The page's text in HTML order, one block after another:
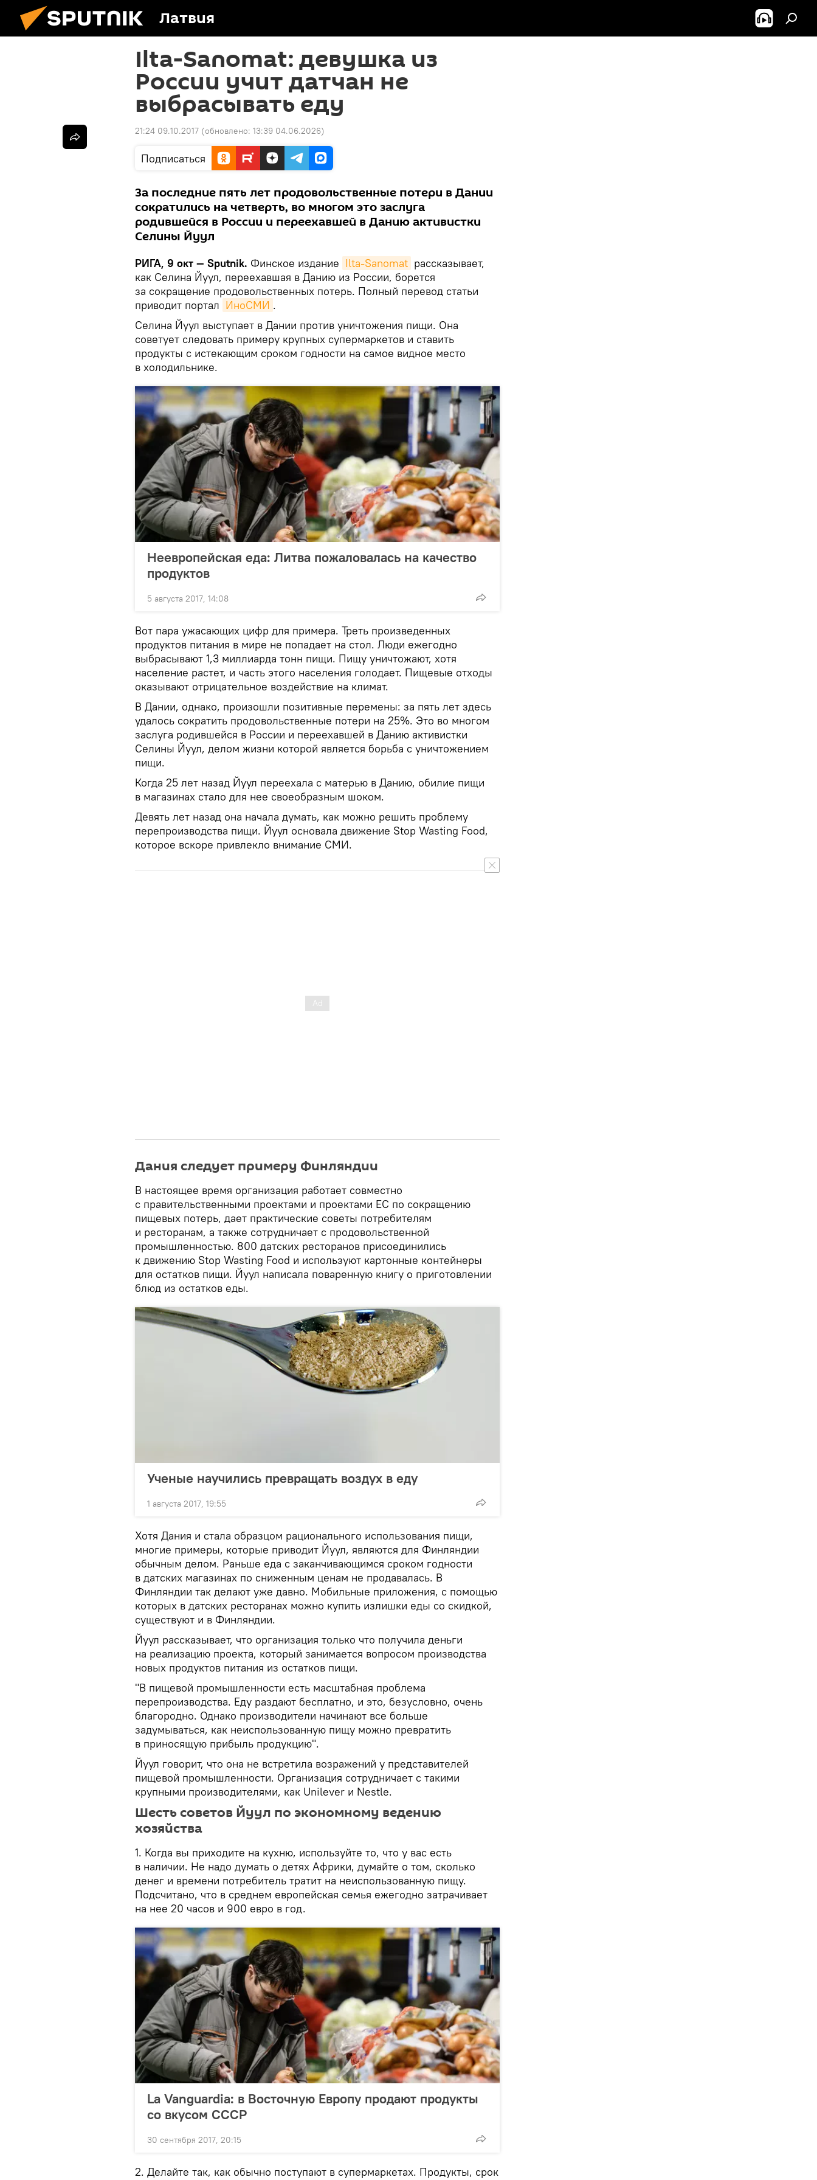
Латвия
Ilta-Sanomat: девушка из
России учит датчан не
выбрасывать еду
21:24 09.10.2017 (обновлено: 13:39 04.06.2026)
Подписаться
За последние пять лет продовольственные потери в Дании
сократились на четверть, во многом это заслуга
родившейся в России и переехавшей в Данию активистки
Селины Йуул
РИГА, 9 окт — Sputnik. Финское издание Ilta-Sanomat рассказывает,
как Селина Йуул, переехавшая в Данию из России, борется
за сокращение продовольственных потерь. Полный перевод статьи
приводит портал ИноСМИ .
Селина Йуул выступает в Дании против уничтожения пищи. Она
советует следовать примеру крупных супермаркетов и ставить
продукты с истекающим сроком годности на самое видное место
в холодильнике.
Неевропейская еда: Литва пожаловалась на качество
продуктов
5 августа 2017, 14:08
Вот пара ужасающих цифр для примера. Треть произведенных
продуктов питания в мире не попадает на стол. Люди ежегодно
выбрасывают 1,3 миллиарда тонн пищи. Пищу уничтожают, хотя
население растет, и часть этого населения голодает. Пищевые отходы
оказывают отрицательное воздействие на климат.
В Дании, однако, произошли позитивные перемены: за пять лет здесь
удалось сократить продовольственные потери на 25%. Это во многом
заслуга родившейся в России и переехавшей в Данию активистки
Селины Йуул, делом жизни которой является борьба с уничтожением
пищи.
Когда 25 лет назад Йуул переехала с матерью в Данию, обилие пищи
в магазинах стало для нее своеобразным шоком.
Девять лет назад она начала думать, как можно решить проблему
перепроизводства пищи. Йуул основала движение Stop Wasting Food,
которое вскоре привлекло внимание СМИ.
Дания следует примеру Финляндии
В настоящее время организация работает совместно
с правительственными проектами и проектами ЕС по сокращению
пищевых потерь, дает практические советы потребителям
и ресторанам, а также сотрудничает с продовольственной
промышленностью. 800 датских ресторанов присоединились
к движению Stop Wasting Food и используют картонные контейнеры
для остатков пищи. Йуул написала поваренную книгу о приготовлении
блюд из остатков еды.
Ученые научились превращать воздух в еду
1 августа 2017, 19:55
Хотя Дания и стала образцом рационального использования пищи,
многие примеры, которые приводит Йуул, являются для Финляндии
обычным делом. Раньше еда с заканчивающимся сроком годности
в датских магазинах по сниженным ценам не продавалась. В
Финляндии так делают уже давно. Мобильные приложения, с помощью
которых в датских ресторанах можно купить излишки еды со скидкой,
существуют и в Финляндии.
Йуул рассказывает, что организация только что получила деньги
на реализацию проекта, который занимается вопросом производства
новых продуктов питания из остатков пищи.
"В пищевой промышленности есть масштабная проблема
перепроизводства. Еду раздают бесплатно, и это, безусловно, очень
благородно. Однако производители начинают все больше
задумываться, как неиспользованную пищу можно превратить
в приносящую прибыль продукцию".
Йуул говорит, что она не встретила возражений у представителей
пищевой промышленности. Организация сотрудничает с такими
крупными производителями, как Unilever и Nestle.
Шесть советов Йуул по экономному ведению
хозяйства
1. Когда вы приходите на кухню, используйте то, что у вас есть
в наличии. Не надо думать о детях Африки, думайте о том, сколько
денег и времени потребитель тратит на неиспользованную пищу.
Подсчитано, что в среднем европейская семья ежегодно затрачивает
на нее 20 часов и 900 евро в год.
La Vanguardia: в Восточную Европу продают продукты
со вкусом СССР
30 сентября 2017, 20:15
2. Делайте так, как обычно поступают в супермаркетах. Продукты, срок